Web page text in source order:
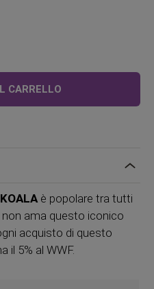
CARRELLO
è popolare tra tutti
non ama questo iconico
acquisto di questo
il 5% al ​​WWF.